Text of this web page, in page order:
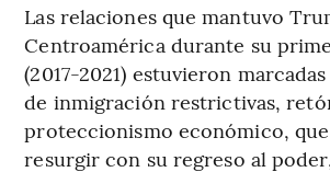
Las relaciones que mantuvo
Centroamérica durante su
(2017-2021) estuvieron
de inmigración restrictivas,
proteccionismo económico,
resurgir con su regreso al